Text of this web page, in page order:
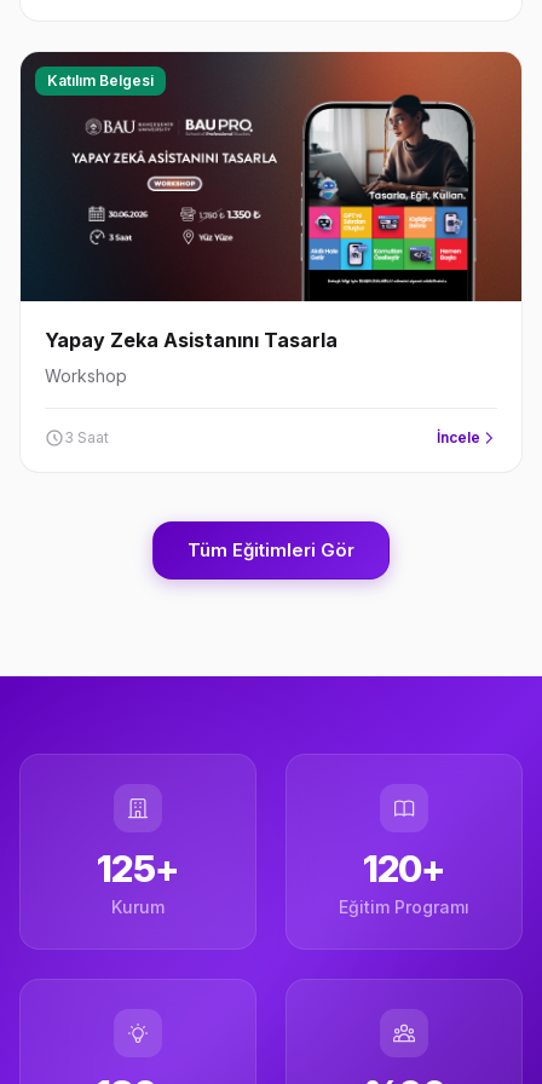
Katılım Belgesi
Yapay Zeka Asistanını Tasarla
Workshop
3 Saat İncele
Tüm Eğitimleri Gör
125+
Kurum
120+
Eğitim Programı